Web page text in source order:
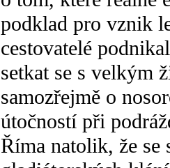
podklad pro vznik
cestovatelé
setkat se s velkým
samozřejmě o
útočností při
Říma natolik, že se